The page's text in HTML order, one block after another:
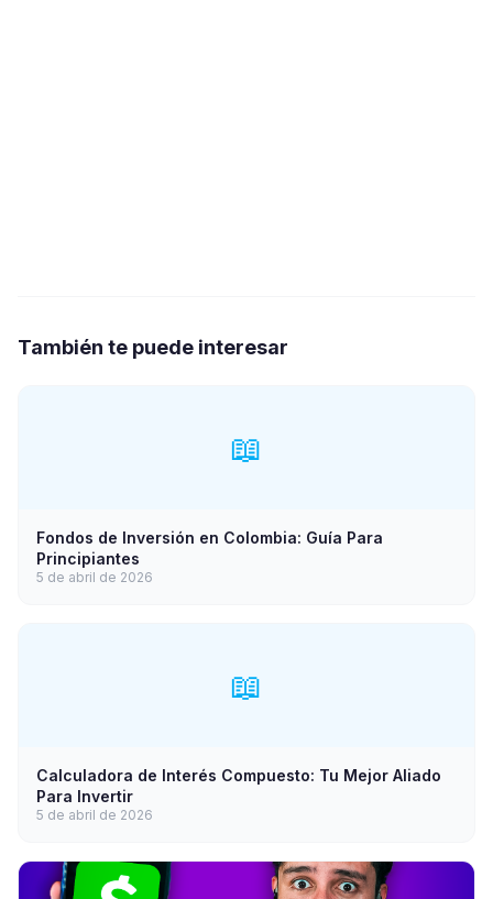
También te puede interesar
📖
Fondos de Inversión en Colombia: Guía Para
Principiantes
5 de abril de 2026
📖
Calculadora de Interés Compuesto: Tu Mejor Aliado
Para Invertir
5 de abril de 2026